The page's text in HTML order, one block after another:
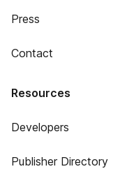
Press
Contact
Resources
Developers
Publisher Directory